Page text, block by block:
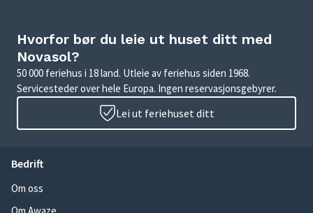
Hvorfor bør du leie ut huset ditt med
Novasol?
50 000 feriehus i 18 land. Utleie av feriehus siden 1968.
Servicesteder over hele Europa. Ingen reservasjonsgebyrer.
Lei ut feriehuset ditt
Bedrift
Om oss